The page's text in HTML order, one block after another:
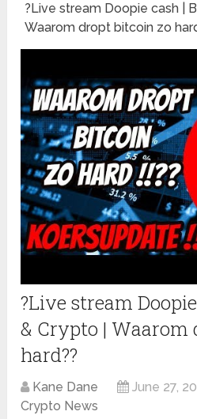
?Live stream Doopie cash |
Waarom dropt bitcoin zo
?Live stream
& Crypto |
hard??
Kane Dane June 27,
Crypto News